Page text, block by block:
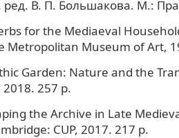
В. П. Большакова. М.:
for the Mediaeval
Metropolitan Museum of Art,
Garden: Nature and the
257 р.
the Archive in Late
CUP, 2017. 217 p.